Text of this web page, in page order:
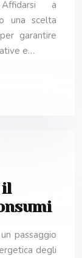
a
una scelta
garantire
e…
il
passaggio
degli